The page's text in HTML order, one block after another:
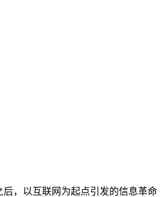
，以互联网为起点引发的信息革命